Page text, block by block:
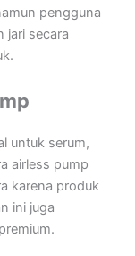
pengguna
jari secara
untuk serum,
airless pump
karena produk
ini juga